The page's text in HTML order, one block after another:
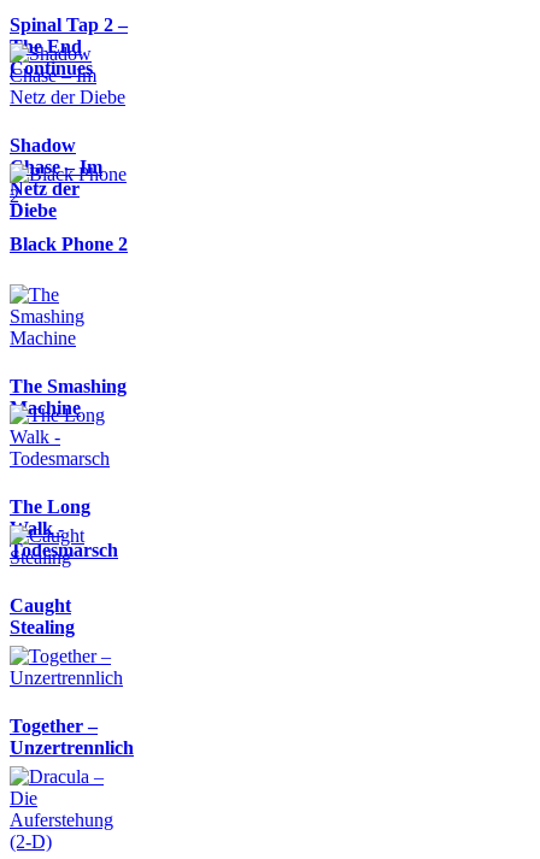
Spinal Tap 2 –
The End
Continues
Shadow
Chase – Im
Netz der
Diebe
Black Phone 2
The Smashing
Machine
The Long
Walk -
Todesmarsch
Caught
Stealing
Together –
Unzertrennlich